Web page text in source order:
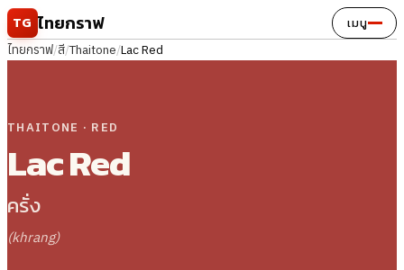
ข้ามไปยังเนื้อหา
TG ไทยกราฟ เมนู
ไทยกราฟ/สี/Thaitone/Lac Red
THAITONE · RED
Lac Red
ครั่ง
(khrang)